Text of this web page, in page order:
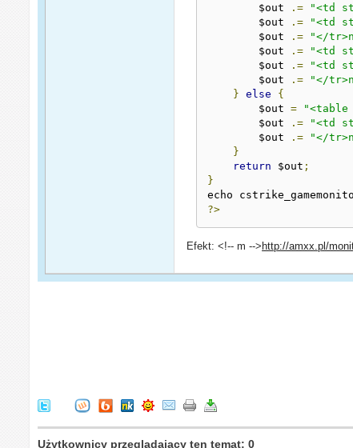
        $out
.= "<td
        $out
.= "<td
        $out
.= "</
        $out
.= "<td
        $out
.= "<td
        $out
.= "</
}
else
{
        $out
=
        $out
.=
"<td
        $out
.= "</
}
return $out ;
}
echo
?>
Efekt: <!-- m --> http://amxx.pl/
Użytkownicy przeglądający ten temat: 0